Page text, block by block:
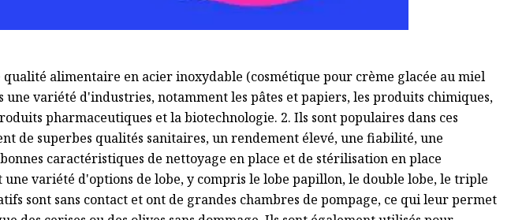
qualité alimentaire en acier inoxydable (cosmétique pour crème glacée au miel
une variété d'industries, notamment les pâtes et papiers, les produits chimiques,
pharmaceutiques et la biotechnologie. 2. Ils sont populaires dans ces
de superbes qualités sanitaires, un rendement élevé, une fiabilité, une
caractéristiques de nettoyage en place et de stérilisation en place
une variété d'options de lobe, y compris le lobe papillon, le double lobe, le triple
sont sans contact et ont de grandes chambres de pompage, ce qui leur permet